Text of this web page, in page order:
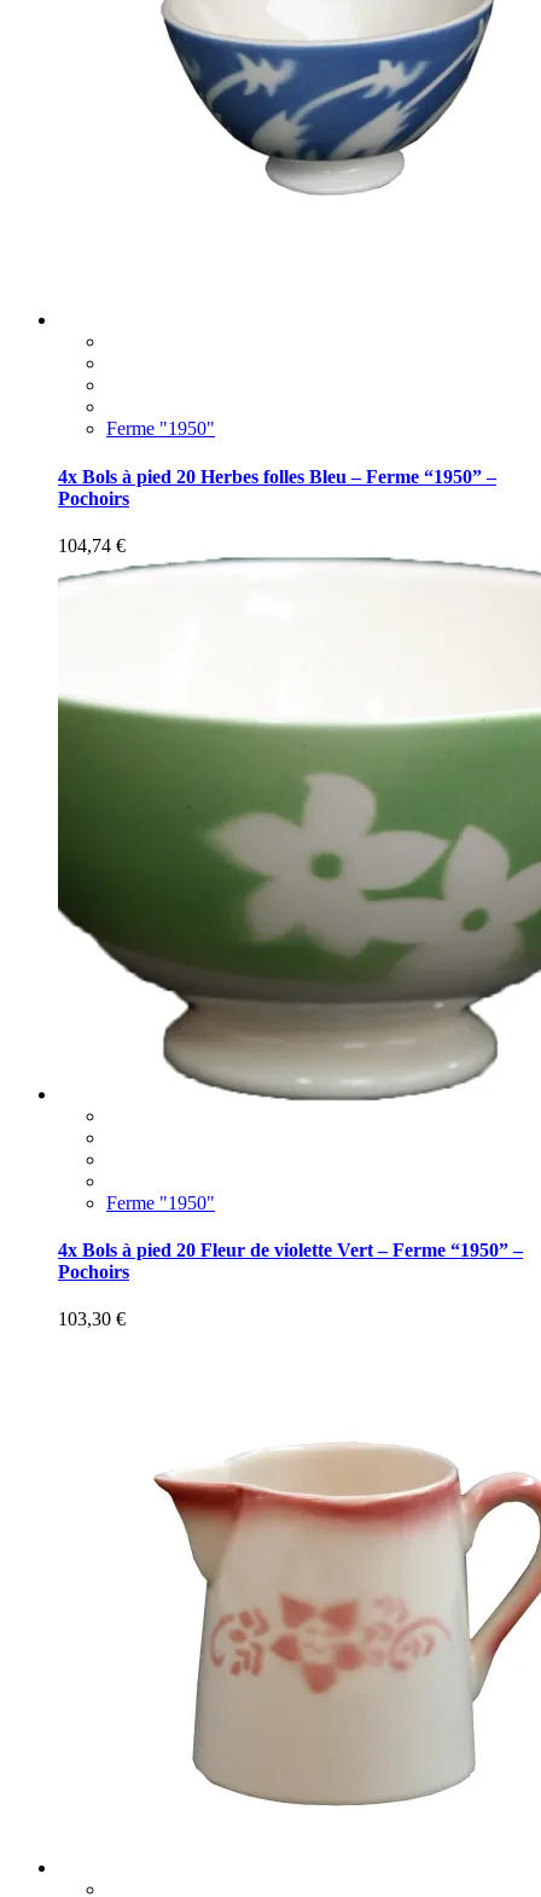
Ferme "1950"
4x Bols à pied 20 Herbes folles Bleu – Ferme “1950” –
Pochoirs
104,74 €
Ferme "1950"
4x Bols à pied 20 Fleur de violette Vert – Ferme “1950” –
Pochoirs
103,30 €